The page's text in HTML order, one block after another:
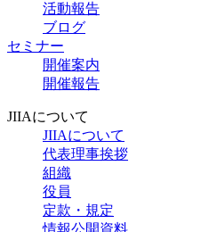
活動報告
ブログ
セミナー
開催案内
開催報告
JIIAについて
JIIAについて
代表理事挨拶
組織
役員
定款・規定